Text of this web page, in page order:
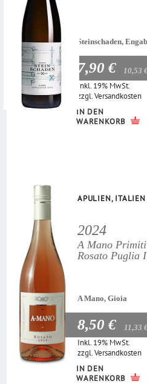
Steinschaden,
7,90 € 10,53
Inkl. 19% MwSt.
zzgl.Versandkosten
IN DEN
WARENKORB
APULIEN, ITALIEN
2024
A Mano
Rosato Puglia
A Mano, Gioia
8,50 € 11,33
Inkl. 19% MwSt.
zzgl.Versandkosten
IN DEN
WARENKORB